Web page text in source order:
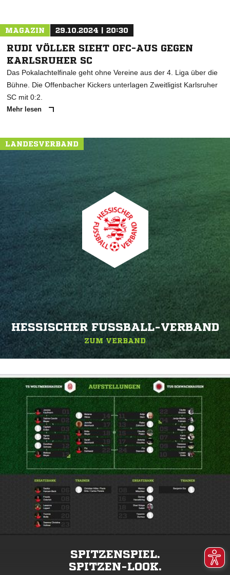
MAGAZIN 29.10.2024 | 20:30
RUDI VÖLLER SIEHT OFC-AUS GEGEN
KARLSRUHER SC
Das Pokalachtelfinale geht ohne Vereine aus der 4. Liga über die
Bühne. Die Offenbacher Kickers unterlagen Zweitligist Karlsruher
SC mit 0:2.
Mehr lesen
LANDESVERBAND
HESSISCHER FUSSBALL-VERBAND
ZUM VERBAND
SPITZENSPIEL.
SPITZEN-LOOK.